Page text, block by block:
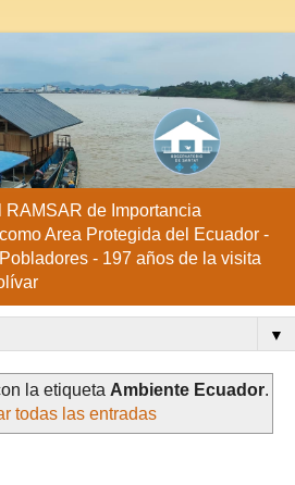
de Importancia
Area Protegida del Ecuador -
- 197 años de la visita
▼
la etiqueta Ambiente Ecuador.
todas las entradas